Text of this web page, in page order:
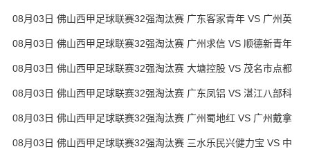
粵辉能源 全场录像
08月03日 佛山西甲足球联赛32强淘汰赛 广东客家青年 VS 广州英
华思力U17 全场录像
08月03日 佛山西甲足球联赛32强淘汰赛 广州求信 VS 顺德新青年
全场录像
08月03日 佛山西甲足球联赛32强淘汰赛 大塘控股 VS 茂名市点都
得 全场录像
08月03日 佛山西甲足球联赛32强淘汰赛 广东凤铝 VS 湛江八部科
技 全场录像
08月03日 佛山西甲足球联赛32强淘汰赛 广州蜀地红 VS 广州戴拿
模 全场录像
08月03日 佛山西甲足球联赛32强淘汰赛 三水乐民兴健力宝 VS 中